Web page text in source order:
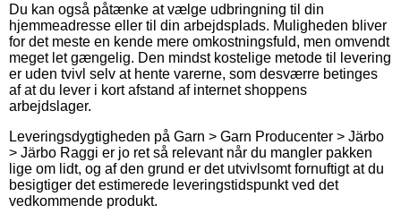
Du kan også påtænke at vælge udbringning til din
hjemmeadresse eller til din arbejdsplads. Muligheden bliver
for det meste en kende mere omkostningsfuld, men omvendt
meget let gængelig. Den mindst kostelige metode til levering
er uden tvivl selv at hente varerne, som desværre betinges
af at du lever i kort afstand af internet shoppens
arbejdslager.
Leveringsdygtigheden på Garn > Garn Producenter > Järbo
> Järbo Raggi er jo ret så relevant når du mangler pakken
lige om lidt, og af den grund er det utvivlsomt fornuftigt at du
besigtiger det estimerede leveringstidspunkt ved det
vedkommende produkt.